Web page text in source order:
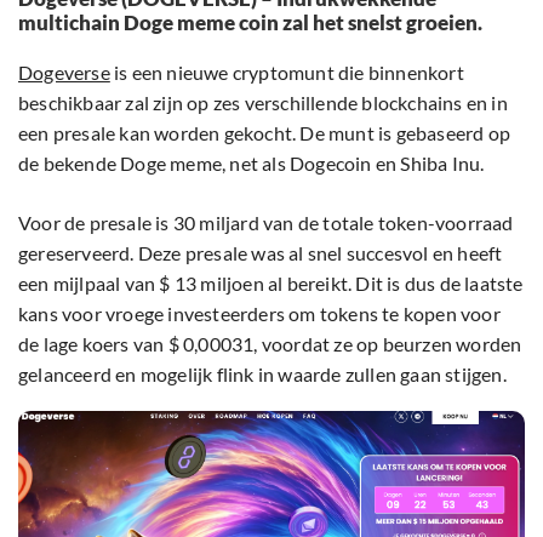
multichain Doge meme coin zal het snelst groeien.
Dogeverseis een nieuwe cryptomunt die binnenkort
beschikbaar zal zijn op zes verschillende blockchains en in
een presale kan worden gekocht. De munt is gebaseerd op
de bekende Doge meme, net als Dogecoin en Shiba Inu.
Voor de presale is 30 miljard van de totale token-voorraad
gereserveerd. Deze presale was al snel succesvol en heeft
een mijlpaal van $ 13 miljoen al bereikt. Dit is dus de laatste
kans voor vroege investeerders om tokens te kopen voor
de lage koers van $ 0,00031, voordat ze op beurzen worden
gelanceerd en mogelijk flink in waarde zullen gaan stijgen.